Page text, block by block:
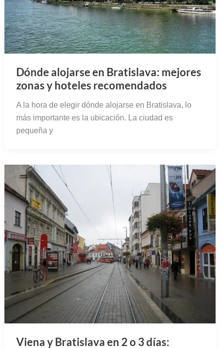
Dónde alojarse en Bratislava: mejores
zonas y hoteles recomendados
A la hora de elegir dónde alojarse en Bratislava, lo
más importante es la ubicación. La ciudad es
pequeña y
Viena y Bratislava en 2 o 3 días: